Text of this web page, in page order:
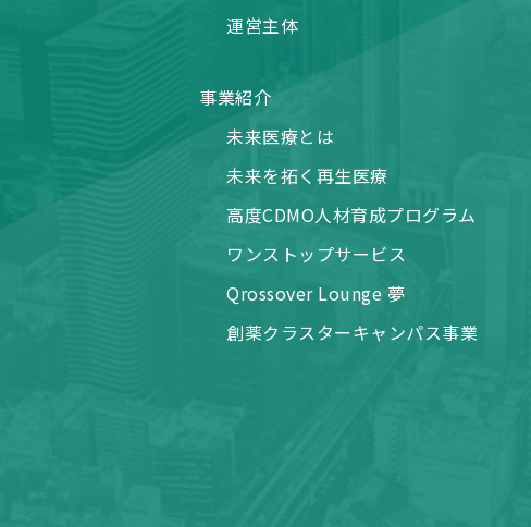
運営主体
事業紹介
未来医療とは
未来を拓く再生医療
高度CDMO人材育成プログラム
ワンストップサービス
Qrossover Lounge 夢
創薬クラスターキャンパス事業